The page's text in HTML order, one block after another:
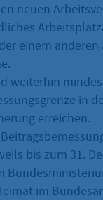
neuen
einem anderen
weiterhin
in
erreichen.
bis zum 31.
im